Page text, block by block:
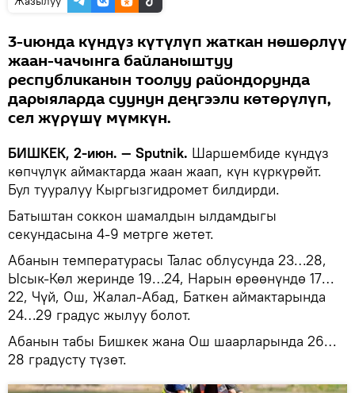
3-июнда күндүз күтүлүп жаткан нөшөрлүү
жаан-чачынга байланыштуу
республиканын тоолуу райондорунда
дарыяларда суунун деңгээли көтөрүлүп,
сел жүрүшү мүмкүн.
БИШКЕК, 2-июн. — Sputnik. Шаршембиде күндүз
көпчүлүк аймактарда жаан жаап, күн күркүрөйт.
Бул тууралуу Кыргызгидромет билдирди.
Батыштан соккон шамалдын ылдамдыгы
секундасына 4-9 метрге жетет.
Абанын температурасы Талас облусунда 23…28,
Ысык-Көл жеринде 19…24, Нарын өрөөнүндө 17…
22, Чүй, Ош, Жалал-Абад, Баткен аймактарында
24…29 градус жылуу болот.
Абанын табы Бишкек жана Ош шаарларында 26…
28 градусту түзөт.